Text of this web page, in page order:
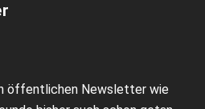
öffentlichen Newsletter wie